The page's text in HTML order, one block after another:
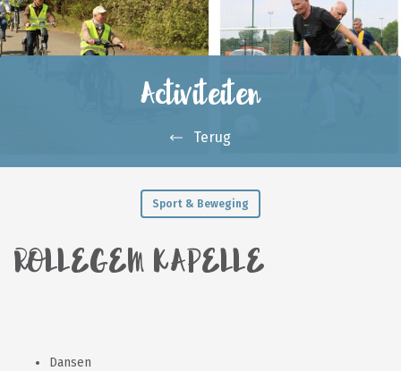
Activiteiten
Terug
Sport & Beweging
ROLLEGEM KAPELLE
Dansen